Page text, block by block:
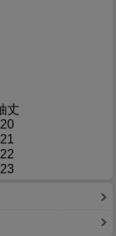
丈
20
21
22
23